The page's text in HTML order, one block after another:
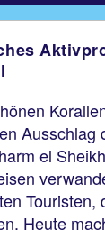
Ausschlag
el
Touristen,
Heute